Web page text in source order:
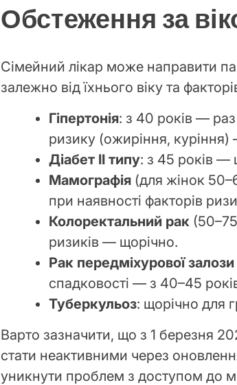
Обстеження за
Сімейний лікар може направити
залежно від їхнього віку та
Гіпертонія: з 40 років —
ризику (ожиріння,
Діабет II типу: з 45 років —
Мамографія (для жінок
при наявності факторів
Колоректальний рак
ризиків — щорічно.
Рак передміхурової залози
спадковості — з 40–45
Туберкульоз: щорічно для
Варто зазначити, що з 1 березня
стати неактивними через
уникнути проблем з доступом до